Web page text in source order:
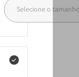
Selecione o